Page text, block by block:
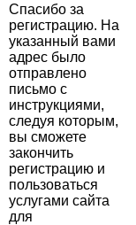
Спасибо за
регистрацию. На
указанный вами
адрес было
отправлено
письмо с
инструкциями,
следуя которым,
вы сможете
закончить
регистрацию и
пользоваться
услугами сайта
для